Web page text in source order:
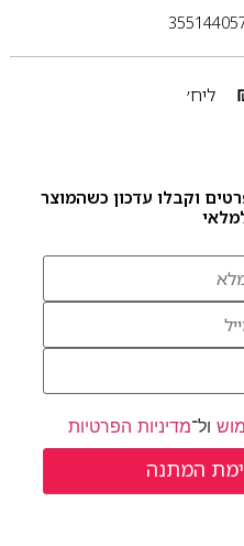
ליח׳
וקבלו עדכון כשהמוצר
ול־מדיניות הפרטיות